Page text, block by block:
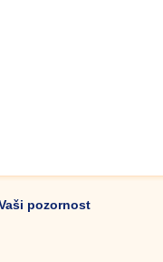
pozornost